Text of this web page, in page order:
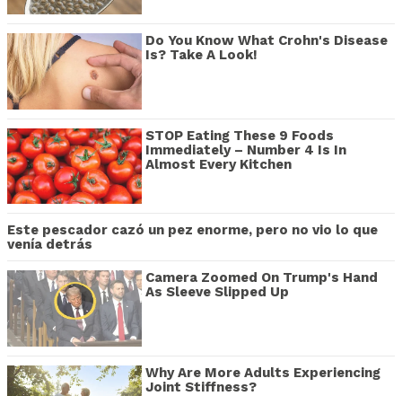
Do You Know What Crohn's Disease
Is? Take A Look!
STOP Eating These 9 Foods
Immediately – Number 4 Is In
Almost Every Kitchen
Este pescador cazó un pez enorme, pero no vio lo que
venía detrás
Camera Zoomed On Trump's Hand
As Sleeve Slipped Up
Why Are More Adults Experiencing
Joint Stiffness?